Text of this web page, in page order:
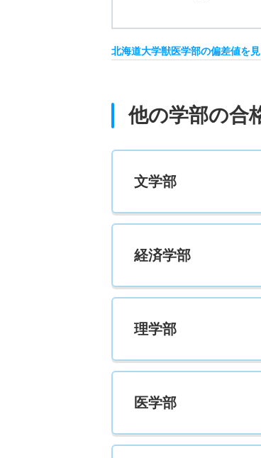
北海道大学獣医学部の偏差値を
他の学部の合
文学部
経済学部
理学部
医学部